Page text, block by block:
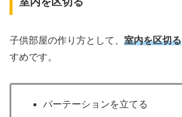
子供部屋の作り方として、 室内を区切る
すめです。
パーテーションを立てる